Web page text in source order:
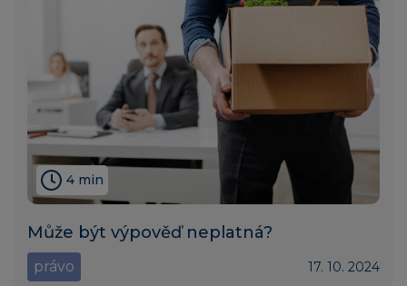
4 min
Může být výpověď neplatná?
právo 17. 10. 2024